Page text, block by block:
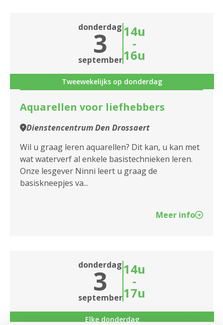
donderdag
3
september
14u
-
16u
Tweewekelijks op donderdag
Aquarellen voor liefhebbers
Dienstencentrum Den Drossaert
Wil u graag leren aquarellen? Dit kan, u kan met
wat waterverf al enkele basistechnieken leren.
Onze lesgever Ninni leert u graag de
basiskneepjes va...
Meer info
donderdag
3
september
14u
-
17u
Elke donderdag